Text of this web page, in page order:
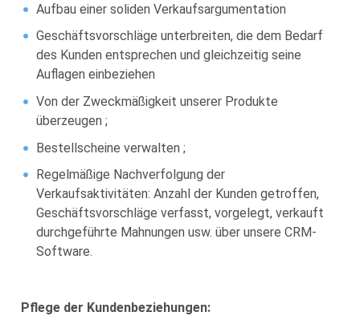
Aufbau einer soliden Verkaufsargumentation
Geschäftsvorschläge unterbreiten, die dem Bedarf
des Kunden entsprechen und gleichzeitig seine
Auflagen einbeziehen
Von der Zweckmäßigkeit unserer Produkte
überzeugen ;
Bestellscheine verwalten ;
Regelmäßige Nachverfolgung der
Verkaufsaktivitäten: Anzahl der Kunden getroffen,
Geschäftsvorschläge verfasst, vorgelegt, verkauft
durchgeführte Mahnungen usw. über unsere CRM-
Software.
Pflege der Kundenbeziehungen: